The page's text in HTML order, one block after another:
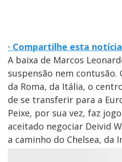
· Compartilhe esta
A baixa de Marcos
suspensão nem
da Roma, da Itália, o
de se transferir para a
Peixe, por sua vez, faz
aceitado negociar Deivid
a caminho do Chelsea, da